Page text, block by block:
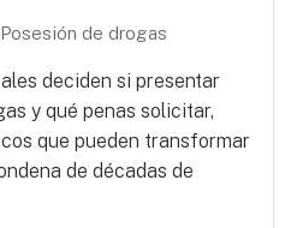
Posesión de drogas
deciden si presentar
y qué penas solicitar,
que pueden transformar
de décadas de